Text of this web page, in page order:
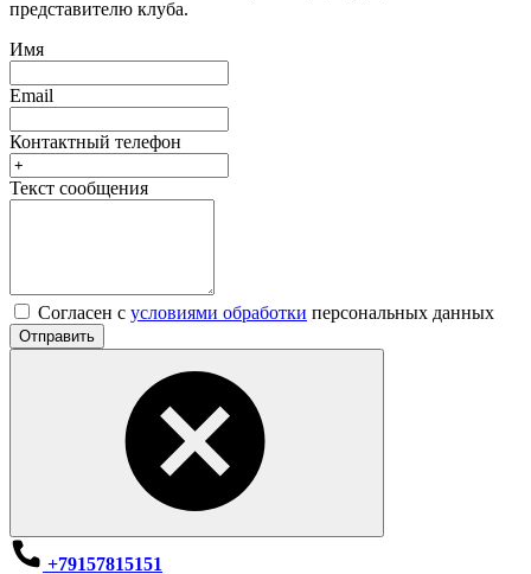
представителю клуба.
Имя
Email
Контактный телефон
Текст сообщения
Согласен с условиями обработки персональных данных
Отправить
+79157815151